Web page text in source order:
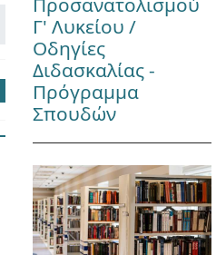
Γ' Λυκείου /
Οδηγίες
Διδασκαλίας -
Πρόγραμμα
Σπουδών